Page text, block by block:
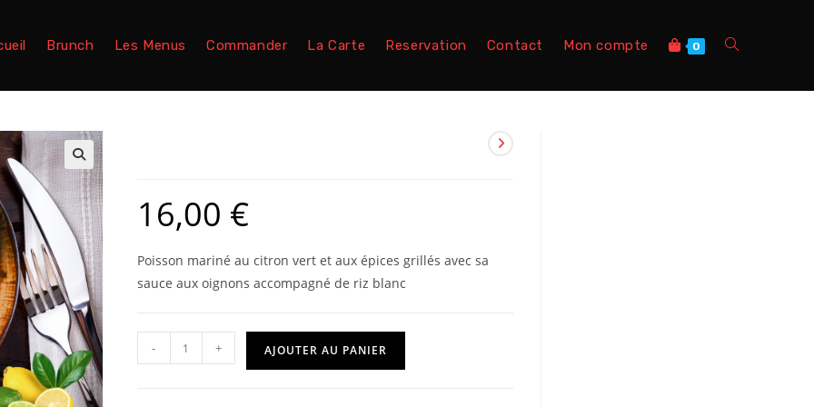
Brunch Les Menus Commander La Carte Reservation Contact Mon compte 0
🔍
16,00 €
Poisson mariné au citron vert et aux épices grillés avec sa
sauce aux oignons accompagné de riz blanc
- + AJOUTER AU PANIER